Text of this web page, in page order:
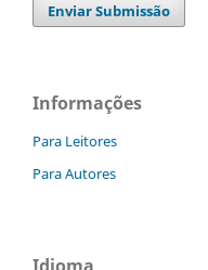
Enviar Submissão
Informações
Para Leitores
Para Autores